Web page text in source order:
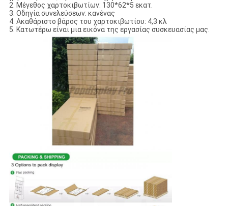
2. Μέγεθος χαρτοκιβωτίων: 130*62*5 εκατ.
3. Οδηγία συνελεύσεων: κανένας
4. Ακαθάριστο βάρος του χαρτοκιβωτίου: 4,3 κλ
5. Κατωτέρω είναι μια εικόνα της εργασίας συσκευασίας μας.